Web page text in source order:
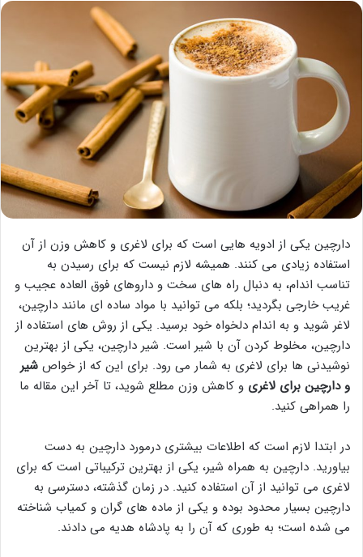
دارچین یکی از ادویه هایی است که برای لاغری و کاهش وزن از آن
استفاده زیادی می کنند. همیشه لازم نیست که برای رسیدن به
تناسب اندام، به دنبال راه های سخت و داروهای فوق العاده عجیب و
غریب خارجی بگردید؛ بلکه می توانید با مواد ساده ای مانند دارچین،
لاغر شوید و به اندام دلخواه خود برسید. یکی از روش های استفاده از
دارچین، مخلوط کردن آن با شیر است. شیر دارچین، یکی از بهترین
نوشیدنی ها برای لاغری به شمار می رود. برای این که از خواص شیر
و دارچین برای لاغری و کاهش وزن مطلع شوید، تا آخر این مقاله ما
را همراهی کنید.
در ابتدا لازم است که اطلاعات بیشتری درمورد دارچین به دست
بیاورید. دارچین به همراه شیر، یکی از بهترین ترکیباتی است که برای
لاغری می توانید از آن استفاده کنید. در زمان گذشته، دسترسی به
دارچین بسیار محدود بوده و یکی از ماده های گران و کمیاب شناخته
می شده است؛ به طوری که آن را به پادشاه هدیه می دادند.